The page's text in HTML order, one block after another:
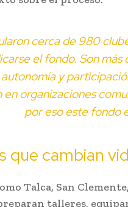
cerca de 980
el fondo. Son
y
organizaciones
por eso este fondo
que cambian
Talca, San
talleres,